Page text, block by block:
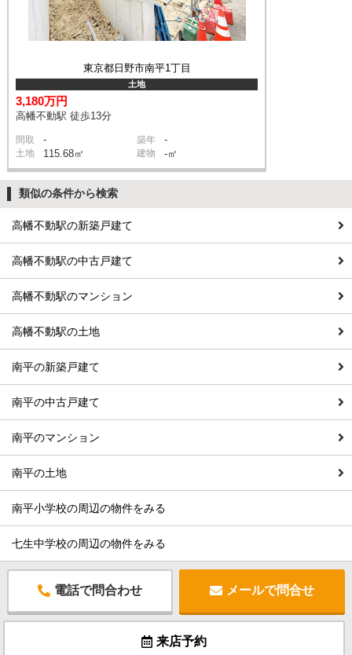
東京都日野市南平1丁目
土地
3,180万円
高幡不動駅 徒歩13分
間取 - 築年 -
土地 115.68㎡ 建物 -㎡
類似の条件から検索
高幡不動駅の新築戸建て
高幡不動駅の中古戸建て
高幡不動駅のマンション
高幡不動駅の土地
南平の新築戸建て
南平の中古戸建て
南平のマンション
南平の土地
南平小学校の周辺の物件をみる
七生中学校の周辺の物件をみる
電話で問合わせ メールで問合せ
来店予約